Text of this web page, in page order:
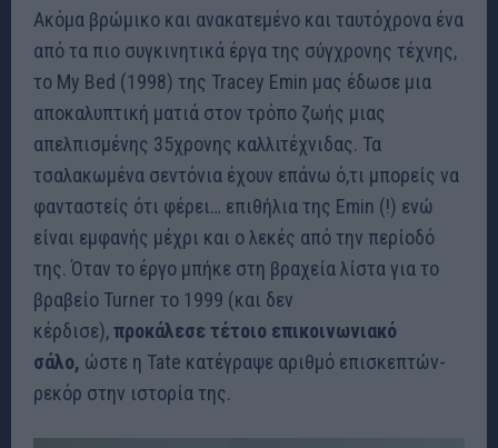
Ακόμα βρώμικο και ανακατεμένο και ταυτόχρονα ένα
από τα πιο συγκινητικά έργα της σύγχρονης τέχνης,
το My Bed (1998) της Tracey Emin μας έδωσε μια
αποκαλυπτική ματιά στον τρόπο ζωής μιας
απελπισμένης 35χρονης καλλιτέχνιδας. Τα
τσαλακωμένα σεντόνια έχουν επάνω ό,τι μπορείς να
φανταστείς ότι φέρει… επιθήλια της Emin (!) ενώ
είναι εμφανής μέχρι και ο λεκές από την περίοδό
της. Όταν το έργο μπήκε στη βραχεία λίστα για το
βραβείο Turner το 1999 (και δεν
κέρδισε),προκάλεσε τέτοιο επικοινωνιακό
σάλο, ώστε η Tate κατέγραψε αριθμό επισκεπτών-
ρεκόρ στην ιστορία της.